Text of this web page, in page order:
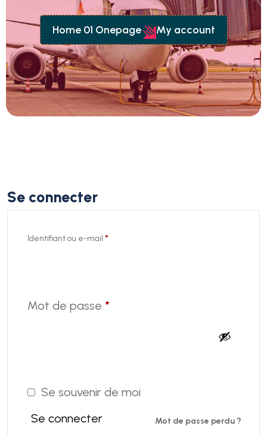
Home 01 Onepage My account
Se connecter
Identifiant ou e-mail *
Mot de passe *
Se souvenir de moi
Se connecter
Mot de passe perdu ?